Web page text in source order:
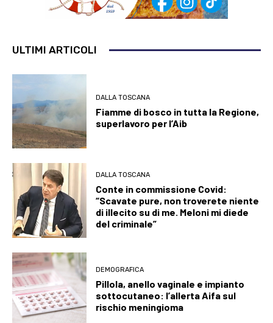
ULTIMI ARTICOLI
DALLA TOSCANA
Fiamme di bosco in tutta la Regione,
superlavoro per l’Aib
DALLA TOSCANA
Conte in commissione Covid:
“Scavate pure, non troverete niente
di illecito su di me. Meloni mi diede
del criminale”
DEMOGRAFICA
Pillola, anello vaginale e impianto
sottocutaneo: l’allerta Aifa sul
rischio meningioma